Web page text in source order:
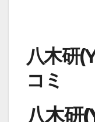
八木研
コミ
八木研